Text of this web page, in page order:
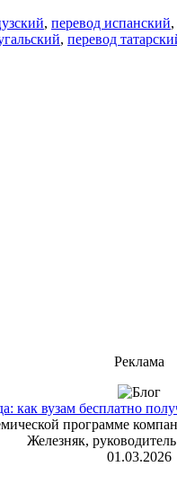
, перевод испанский,
, перевод
Реклама
как вузам бесплатно
программе
Железняк,
01.03.2026